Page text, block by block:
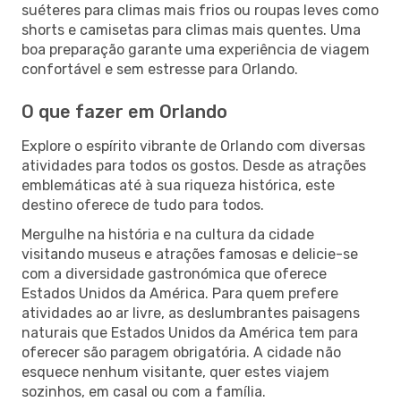
suéteres para climas mais frios ou roupas leves como
shorts e camisetas para climas mais quentes. Uma
boa preparação garante uma experiência de viagem
confortável e sem estresse para Orlando.
O que fazer em Orlando
Explore o espírito vibrante de Orlando com diversas
atividades para todos os gostos. Desde as atrações
emblemáticas até à sua riqueza histórica, este
destino oferece de tudo para todos.
Mergulhe na história e na cultura da cidade
visitando museus e atrações famosas e delicie-se
com a diversidade gastronómica que oferece
Estados Unidos da América. Para quem prefere
atividades ao ar livre, as deslumbrantes paisagens
naturais que Estados Unidos da América tem para
oferecer são paragem obrigatória. A cidade não
esquece nenhum visitante, quer estes viajem
sozinhos, em casal ou com a família.